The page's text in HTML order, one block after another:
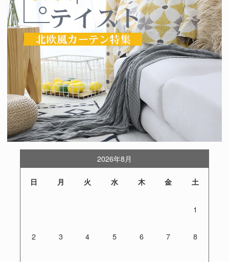
2026年8月
日 月 火 水 木 金 土
1
2 3 4 5 6 7 8